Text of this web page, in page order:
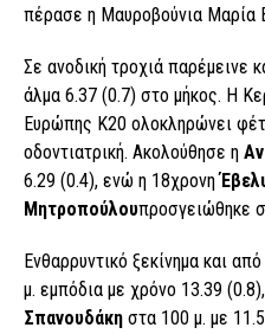
πέρασε η Μαυροβούνια Μαρία
Σε ανοδική τροχιά παρέμεινε
άλμα 6.37 (0.7) στο μήκος. Η
Ευρώπης Κ20 ολοκληρώνει
οδοντιατρική. Ακολούθησε η
6.29 (0.4), ενώ η 18χρονη
Μητροπούλουπροσγειώθηκε
Ενθαρρυντικό ξεκίνημα και
μ. εμπόδια με χρόνο 13.39
Σπανουδάκη στα 100 μ. με